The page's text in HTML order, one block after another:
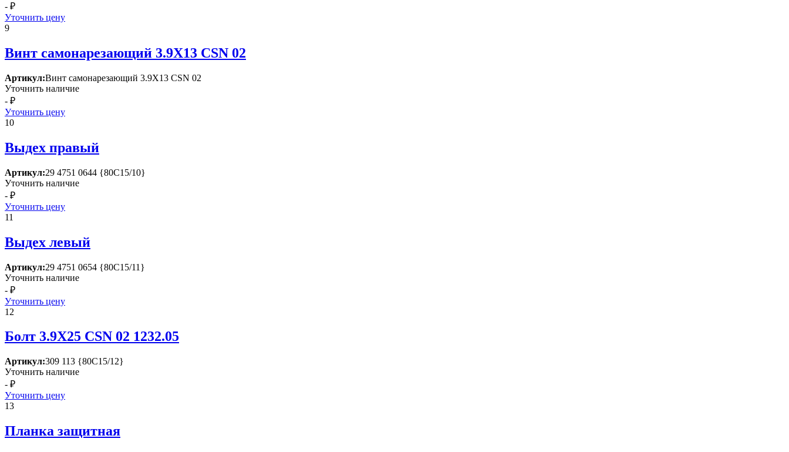
- ₽
Уточнить цену
9
Винт самонарезающий 3.9Х13 СSN 02
Артикул:Винт самонарезающий 3.9Х13 СSN 02
Уточнить наличие
- ₽
Уточнить цену
10
Выдех правый
Артикул:29 4751 0644 {80С15/10}
Уточнить наличие
- ₽
Уточнить цену
11
Выдех левый
Артикул:29 4751 0654 {80С15/11}
Уточнить наличие
- ₽
Уточнить цену
12
Болт 3.9Х25 СSN 02 1232.05
Артикул:309 113 {80С15/12}
Уточнить наличие
- ₽
Уточнить цену
13
Планка защитная